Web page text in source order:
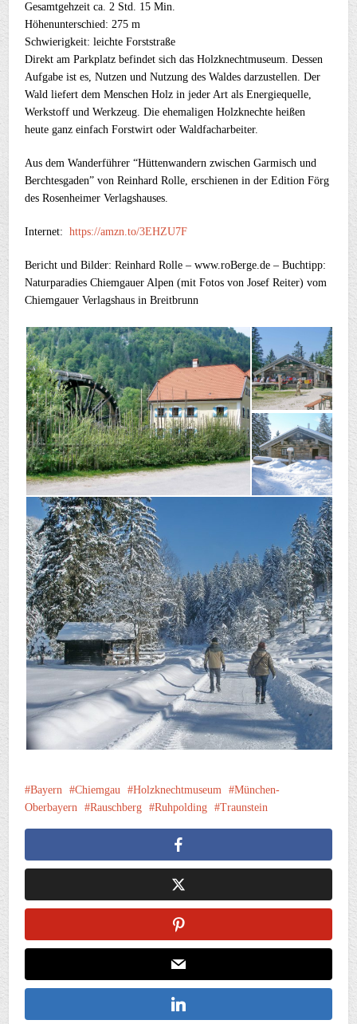
Gesamtgehzeit ca. 2 Std. 15 Min.
Höhenunterschied: 275 m
Schwierigkeit: leichte Forststraße
Direkt am Parkplatz befindet sich das Holzknechtmuseum. Dessen
Aufgabe ist es, Nutzen und Nutzung des Waldes darzustellen. Der
Wald liefert dem Menschen Holz in jeder Art als Energiequelle,
Werkstoff und Werkzeug. Die ehemaligen Holzknechte heißen
heute ganz einfach Forstwirt oder Waldfacharbeiter.
Aus dem Wanderführer “Hüttenwandern zwischen Garmisch und
Berchtesgaden” von Reinhard Rolle, erschienen in der Edition Förg
des Rosenheimer Verlagshauses.
Internet:https://amzn.to/3EHZU7F
Bericht und Bilder: Reinhard Rolle – www.roBerge.de – Buchtipp:
Naturparadies Chiemgauer Alpen (mit Fotos von Josef Reiter) vom
Chiemgauer Verlagshaus in Breitbrunn
Bayern Chiemgau Holzknechtmuseum
München-
Oberbayern
Rauschberg Ruhpolding Traunstein